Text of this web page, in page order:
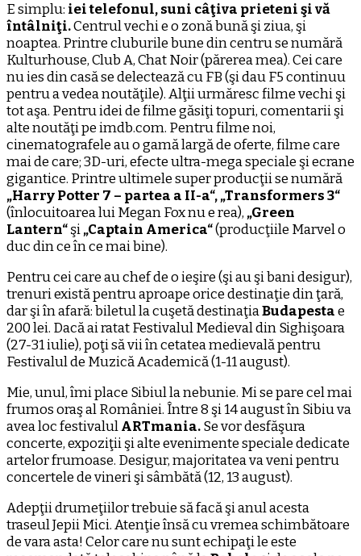
E simplu: iei telefonul, suni câţiva prieteni şi vă
întâlniţi.Centrul vechi e o zonă bună şi ziua, şi
noaptea. Printre cluburile bune din centru se numără
Kulturhouse, Club A, Chat Noir (părerea mea). Cei care
nu ies din casă se delectează cu FB (şi dau F5 continuu
pentru a vedea noutăţile). Alţii urmăresc filme vechi şi
tot aşa. Pentru idei de filme găsiţi topuri, comentarii şi
alte noutăţi pe imdb.com. Pentru filme noi,
cinematografele au o gamă largă de oferte, filme care
mai de care; 3D-uri, efecte ultra-mega speciale şi ecrane
gigantice. Printre ultimele super producţii se numără
„Harry Potter 7 – partea a II-a“, „Transformers 3“
(înlocuitoarea lui Megan Fox nu e rea), „Green
Lantern“şi„Captain America“(producţiile Marvel o
duc din ce în ce mai bine).
Pentru cei care au chef de o ieşire (şi au şi bani desigur),
trenuri există pentru aproape orice destinaţie din ţară,
dar şi în afară: biletul la cuşetă destinaţiaBudapestae
200 lei. Dacă ai ratat Festivalul Medieval din Sighişoara
(27-31 iulie), poţi să vii în cetatea medievală pentru
Festivalul de Muzică Academică (1-11 august).
Mie, unul, îmi place Sibiul la nebunie. Mi se pare cel mai
frumos oraş al României. Între 8 şi 14 august în Sibiu va
avea loc festivalulARTmania.Se vor desfăşura
concerte, expoziţii şi alte evenimente speciale dedicate
artelor frumoase. Desigur, majoritatea va veni pentru
concertele de vineri şi sâmbătă (12, 13 august).
Adepţii drumeţiilor trebuie să facă şi anul acesta
traseul Jepii Mici. Atenţie însă cu vremea schimbătoare
de vara asta! Celor care nu sunt echipaţi le este